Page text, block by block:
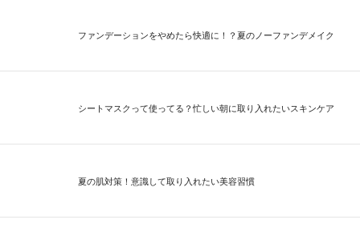
ファンデーションをやめたら快適に！？夏のノーファンデメイク
シートマスクって使ってる？忙しい朝に取り入れたいスキンケア
夏の肌対策！意識して取り入れたい美容習慣